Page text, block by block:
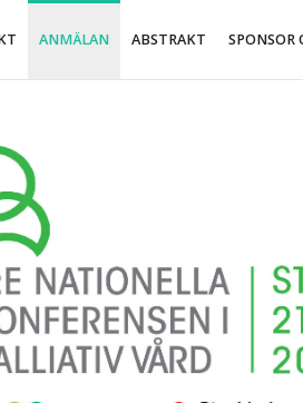
ANMÄLAN ABSTRAKT SPONSOR